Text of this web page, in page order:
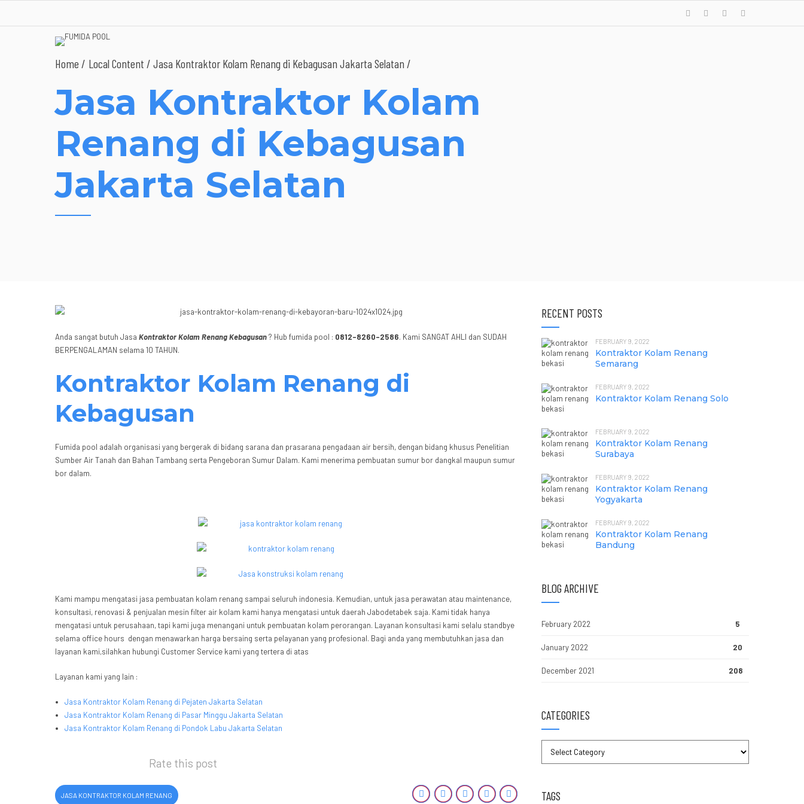
Home Local Content / Jasa Kontraktor Kolam Renang di Kebagusan Jakarta Selatan /
Jasa Kontraktor Kolam
Renang di Kebagusan
Jakarta Selatan
Anda sangat butuh Jasa Kontraktor Kolam Renang Kebagusan? Hub fumida pool : 0812-8260-2586. Kami SANGAT AHLI dan SUDAH
BERPENGALAMAN selama 10 TAHUN.
Kontraktor Kolam Renang di
Kebagusan
Fumida pool adalah organisasi yang bergerak di bidang sarana dan prasarana pengadaan air bersih, dengan bidang khusus Penelitian
Sumber Air Tanah dan Bahan Tambang serta Pengeboran Sumur Dalam. Kami menerima pembuatan sumur bor dangkal maupun sumur
bor dalam.
Kami mampu mengatasi jasa pembuatan kolam renang sampai seluruh indonesia. Kemudian, untuk jasa perawatan atau maintenance,
konsultasi, renovasi & penjualan mesin filter air kolam kami hanya mengatasi untuk daerah Jabodetabek saja. Kami tidak hanya
mengatasi untuk perusahaan, tapi kami juga menangani untuk pembuatan kolam perorangan. Layanan konsultasi kami selalu standbye
selama office hours dengan menawarkan harga bersaing serta pelayanan yang profesional. Bagi anda yang membutuhkan jasa dan
layanan kami,silahkan hubungi Customer Service kami yang tertera di atas
Layanan kami yang lain :
Jasa Kontraktor Kolam Renang di Pejaten Jakarta Selatan
Jasa Kontraktor Kolam Renang di Pasar Minggu Jakarta Selatan
Jasa Kontraktor Kolam Renang di Pondok Labu Jakarta Selatan
Rate this post
JASA KONTRAKTOR KOLAM RENANG
RECENT POSTS
FEBRUARY 9, 2022
Kontraktor Kolam Renang
Semarang
FEBRUARY 9, 2022
Kontraktor Kolam Renang Solo
FEBRUARY 9, 2022
Kontraktor Kolam Renang
Surabaya
FEBRUARY 9, 2022
Kontraktor Kolam Renang
Yogyakarta
FEBRUARY 9, 2022
Kontraktor Kolam Renang
Bandung
BLOG ARCHIVE
February 2022 5
January 2022 20
December 2021 208
CATEGORIES
TAGS